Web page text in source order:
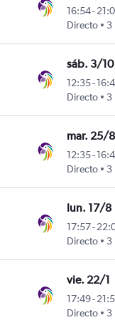
16:54-
Directo
3
sáb. 3/10
12:35-
Directo
3
mar. 25/8
12:35-
Directo
3
lun. 17/8
17:57-
Directo
3
vie. 22/1
17:49-
Directo
3